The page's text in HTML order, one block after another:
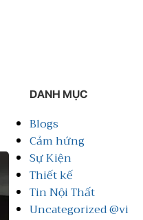
DANH MỤC
Blogs
Cảm hứng
Sự Kiện
Thiết kế
Tin Nội Thất
Uncategorized @vi